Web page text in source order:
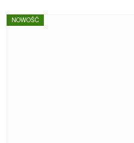
NOWOŚĆ